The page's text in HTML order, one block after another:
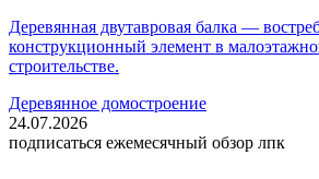
Деревянная двутавровая балка —
конструкционный элемент в
строительстве.
Деревянное домостроение
24.07.2026
подписаться ежемесячный обзор лпк